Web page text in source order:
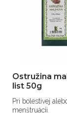
Ostružina
list 50g
Pri bolestivej alebo silnej
menštruácii.